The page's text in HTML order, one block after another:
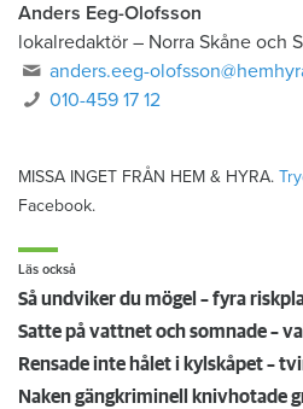
Anders Eeg-Olofsson
lokalredaktör – Norra Skåne och
anders.eeg-
010-459 17 12
MISSA INGET FRÅN HEM & HYRA.
Facebook.
Läs också